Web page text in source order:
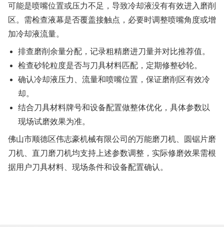
可能是喷嘴位置或压力不足，导致冷却液没有有效进入磨削
区。需检查液幕是否覆盖接触点，必要时调整喷嘴角度或增
加冷却液流量。
排查磨削余量分配，记录粗精磨进刀量并对比推荐值。
检查砂轮粒度是否与刀具材料匹配，定期修整砂轮。
确认冷却液压力、流量和喷嘴位置，保证磨削区有效冷
却。
结合刀具材料牌号和设备配置做整体优化，具体参数以
现场试磨效果为准。
佛山市顺德区伟志豪机械有限公司的万能磨刀机、圆锯片磨
刀机、直刀磨刀机均支持上述参数调整，实际修磨效果需根
据用户刀具材料、现场条件和设备配置确认。